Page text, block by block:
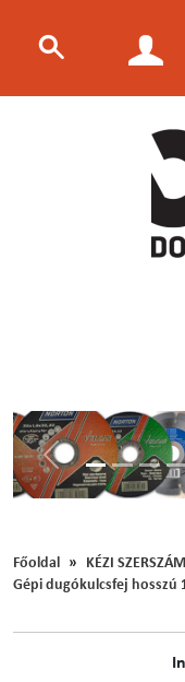
Előző
Főoldal KÉZI
Gépi dugókulcsfej hosszú